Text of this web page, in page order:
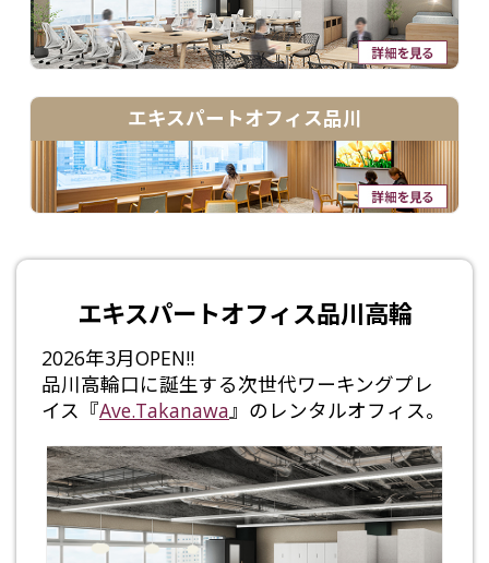
エキスパートオフィス品川
エキスパートオフィス品川高輪
2026年3月OPEN!!
品川高輪口に誕生する次世代ワーキングプレ
イス『Ave.Takanawa 』のレンタルオフィス。